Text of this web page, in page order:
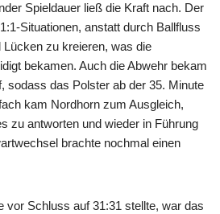
Spieldauer ließ die Kraft nach. Der
Situationen, anstatt durch Ballfluss
Lücken zu kreieren, was die
bekamen. Auch die Abwehr bekam
sodass das Polster ab der 35. Minute
kam Nordhorn zum Ausgleich,
zu antworten und wieder in Führung
brachte nochmal einen
vor Schluss auf 31:31 stellte, war das